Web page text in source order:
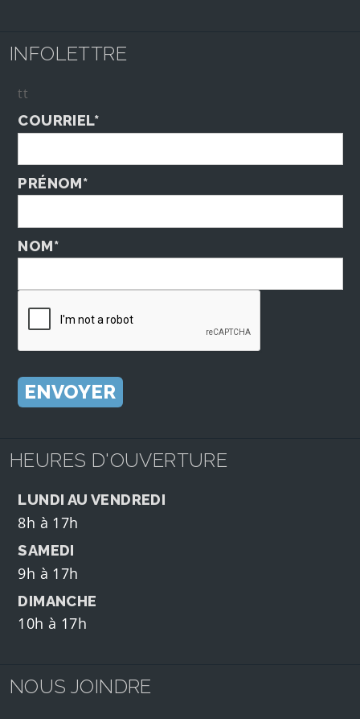
INFOLETTRE
tt
COURRIEL*
PRÉNOM*
NOM*
HEURES D'OUVERTURE
LUNDI AU VENDREDI
8h à 17h
SAMEDI
9h à 17h
DIMANCHE
10h à 17h
NOUS JOINDRE